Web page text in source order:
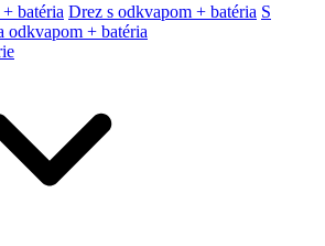
batéria Drez s odkvapom + batéria S
odkvapom + batéria